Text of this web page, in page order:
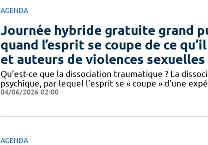
AGENDA
Journée hybride gratuite grand
quand l’esprit se coupe de ce
et auteurs de violences sexuelles
Qu’est-ce que la dissociation traumatique ? La
psychique, par lequel l’esprit se « coupe » d’une
04/06/2026 02:00
AGENDA